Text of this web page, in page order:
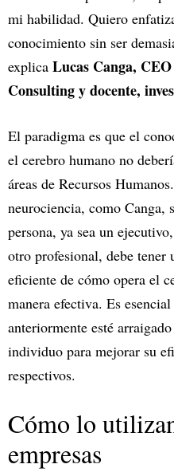
mi habilidad. Quiero
conocimiento sin ser
explica Lucas Canga,
Consulting y docente,
El paradigma es que el
el cerebro humano no
áreas de Recursos
neurociencia, como Canga,
persona, ya sea un
otro profesional, debe tener
eficiente de cómo opera el
manera efectiva. Es
anteriormente esté
individuo para mejorar su
respectivos.
Cómo lo
empresas